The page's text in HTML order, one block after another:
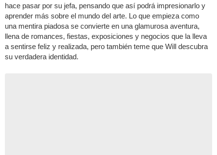
hace pasar por su jefa, pensando que así podrá impresionarlo y
aprender más sobre el mundo del arte. Lo que empieza como
una mentira piadosa se convierte en una glamurosa aventura,
llena de romances, fiestas, exposiciones y negocios que la lleva
a sentirse feliz y realizada, pero también teme que Will descubra
su verdadera identidad.